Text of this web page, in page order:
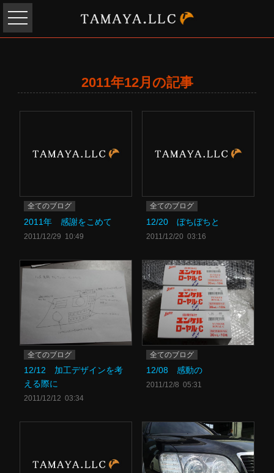
2011年12月の記事
全てのブログ
2011年 感謝をこめて
2011/12/29 10:49
全てのブログ
12/20 ぼちぼちと
2011/12/20 03:16
全てのブログ
12/12 加工デザインを考
える際に
2011/12/12 03:34
全てのブログ
12/08 感動の
2011/12/8 05:31